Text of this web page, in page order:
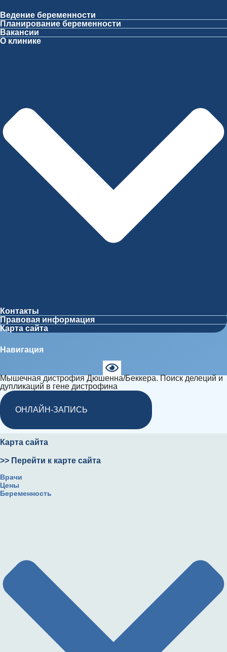
Ведение беременности
Планирование беременности
Вакансии
О клинике
Контакты
Правовая информация
Карта сайта
Навигация
Мышечная дистрофия Дюшенна/Беккера. Поиск делеций и
дупликаций в гене дистрофина
ОНЛАЙН-ЗАПИСЬ
Карта сайта
>> Перейти к карте сайта
Врачи
Цены
Беременность